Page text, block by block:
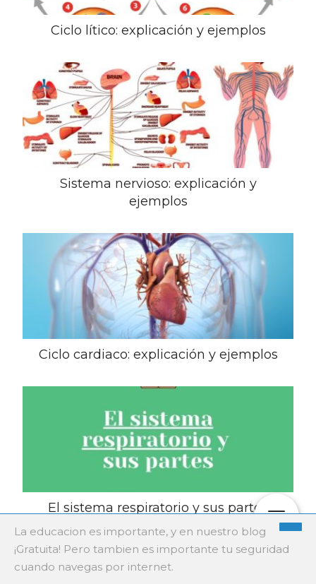
Ciclo lítico: explicación y ejemplos
Sistema nervioso: explicación y
ejemplos
Ciclo cardiaco: explicación y ejemplos
El sistema respiratorio y sus partes
La educacion es importante, y en nuestro blog
¡Gratuita! Pero tambien es importante tu seguridad
cuando navegas por internet.